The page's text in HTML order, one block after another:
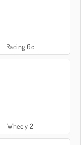
Racing Go
Wheely 2